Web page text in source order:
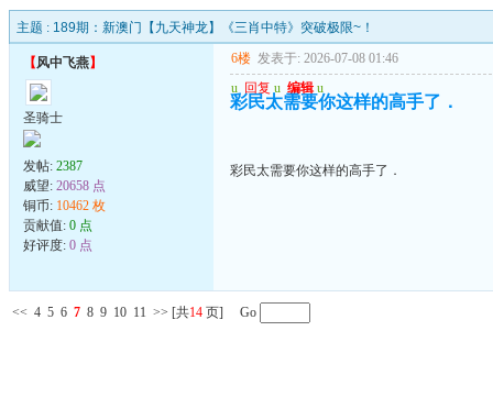
主题 : 189期：新澳门【九天神龙】《三肖中特》突破极限~！
【风中飞燕】
圣骑士
发帖: 2387
威望: 20658 点
铜币: 10462 枚
贡献值: 0 点
好评度: 0 点
6楼 发表于: 2026-07-08 01:46
u 回复 u 编辑 u
彩民太需要你这样的高手了．
彩民太需要你这样的高手了．
<< 4 5 6 7 8 9 10 11 >> [共14 页] Go